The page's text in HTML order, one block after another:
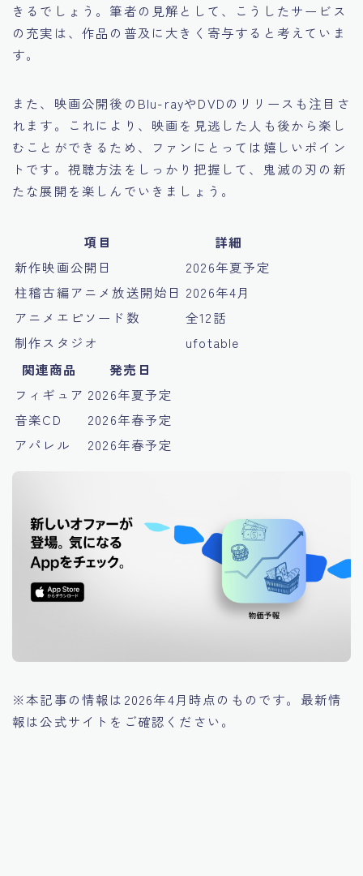
きるでしょう。筆者の見解として、こうしたサービス
の充実は、作品の普及に大きく寄与すると考えていま
す。
また、映画公開後のBlu-rayやDVDのリリースも注目さ
れます。これにより、映画を見逃した人も後から楽し
むことができるため、ファンにとっては嬉しいポイン
トです。視聴方法をしっかり把握して、鬼滅の刃の新
たな展開を楽しんでいきましょう。
項目
詳細
新作映画公開日
2026年夏予定
柱稽古編アニメ放送開始日 2026年4月
アニメエピソード数
全12話
制作スタジオ
ufotable
関連商品
発売日
フィギュア 2026年夏予定
音楽CD
2026年春予定
アパレル
2026年春予定
※本記事の情報は2026年4月時点のものです。最新情
報は公式サイトをご確認ください。